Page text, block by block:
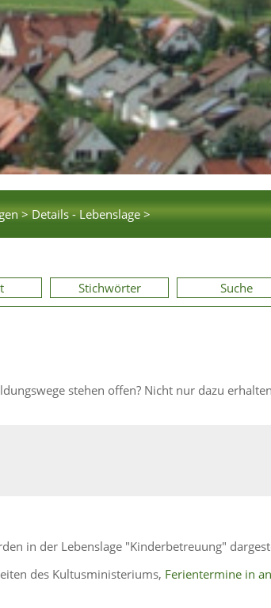
> Details - Lebenslage >
Stichwörter Suche
stehen offen? Nicht nur dazu
in der Lebenslage "Kinderbetreuung"
des Kultusministeriums, Ferientermine in